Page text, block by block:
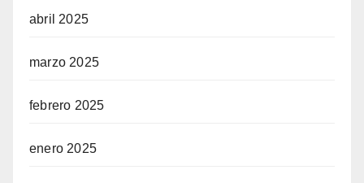
abril 2025
marzo 2025
febrero 2025
enero 2025